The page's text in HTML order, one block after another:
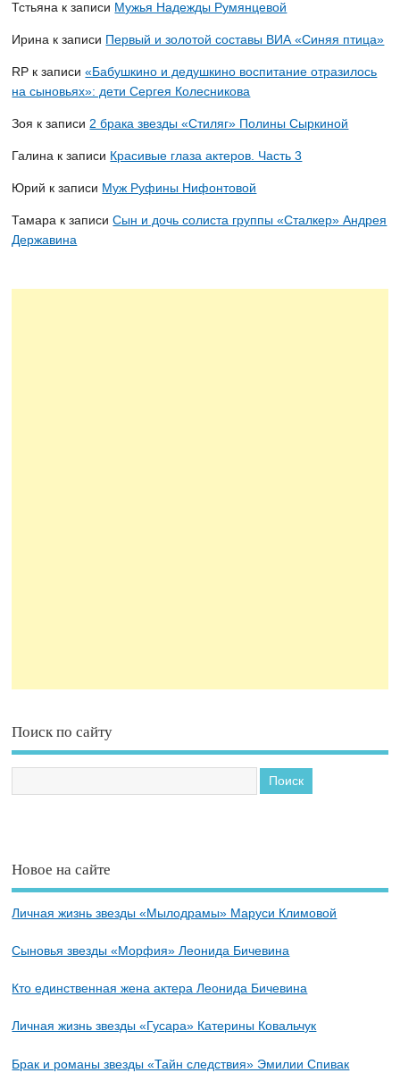
Тстьяна к записи Мужья Надежды Румянцевой
Ирина к записи Первый и золотой составы ВИА «Синяя птица»
RP к записи«Бабушкино и дедушкино воспитание отразилось
на сыновьях»: дети Сергея Колесникова
Зоя к записи2 брака звезды «Стиляг» Полины Сыркиной
Галина к записи Красивые глаза актеров. Часть 3
Юрий к записи Муж Руфины Нифонтовой
Тамара к записиСын и дочь солиста группы «Сталкер» Андрея
Державина
Поиск по сайту
Новое на сайте
Личная жизнь звезды «Мылодрамы» Маруси Климовой
Сыновья звезды «Морфия» Леонида Бичевина
Кто единственная жена актера Леонида Бичевина
Личная жизнь звезды «Гусара» Катерины Ковальчук
Брак и романы звезды «Тайн следствия» Эмилии Спивак